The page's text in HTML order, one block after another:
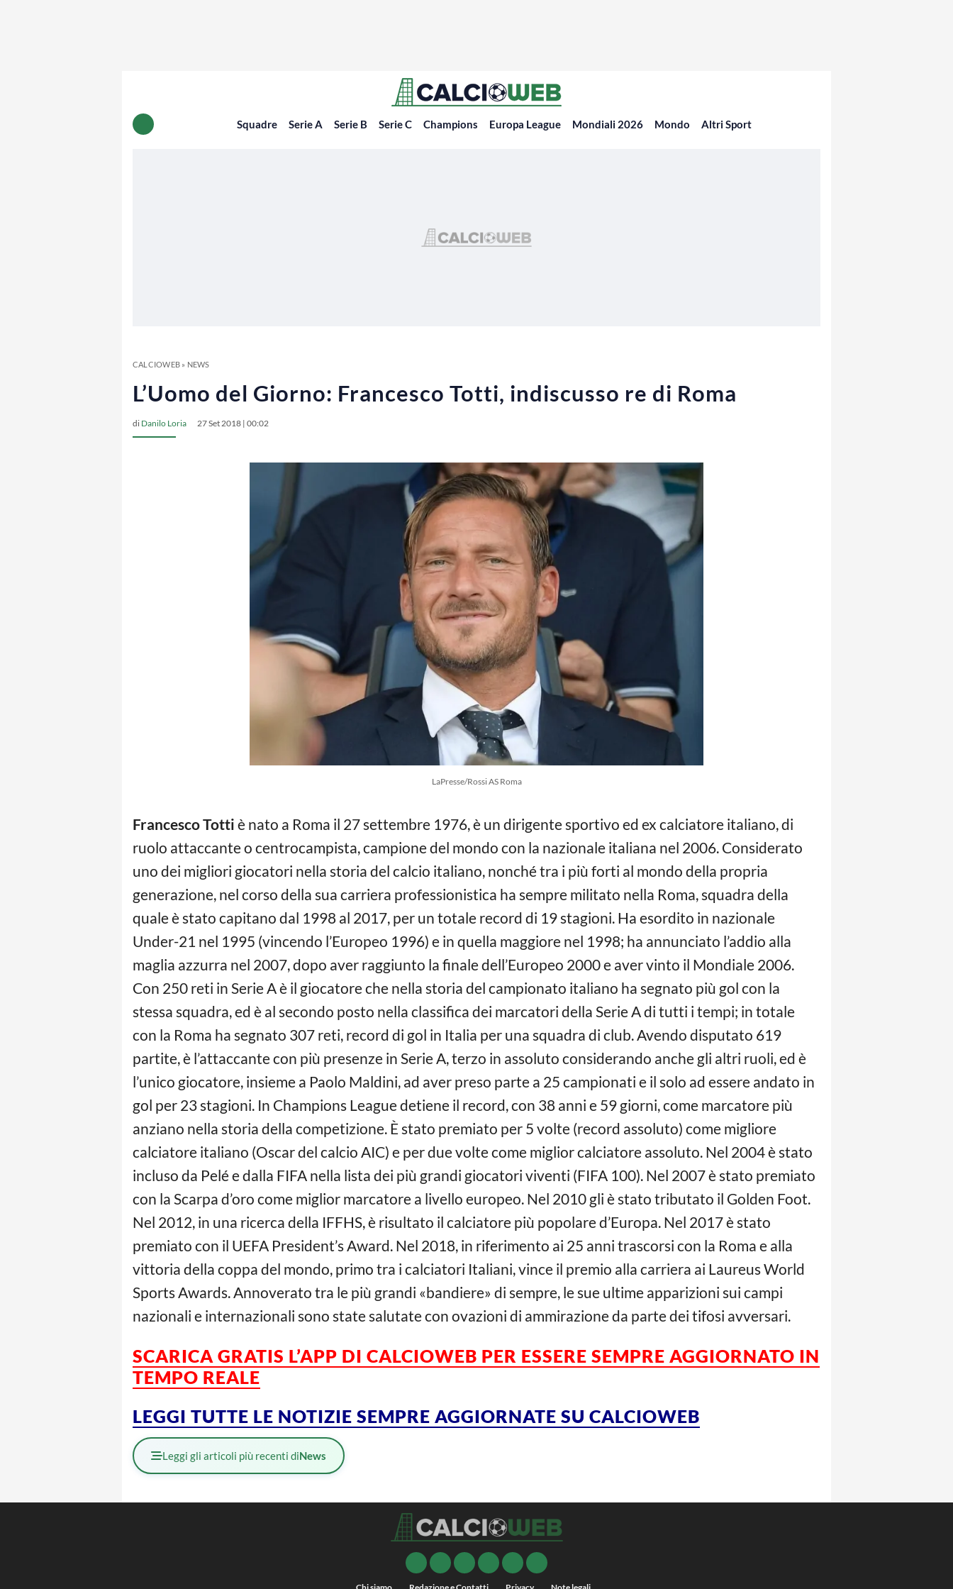
Squadre Serie A Serie B Serie C Champions Europa League Mondiali 2026 Mondo Altri Sport
CALCIOWEB» NEWS
L’Uomo del Giorno: Francesco Totti, indiscusso re di Roma
di Danilo Loria 27 Set 2018 | 00:02
LaPresse/Rossi AS Roma
Francesco Totti è nato a Roma il 27 settembre 1976, è un dirigente sportivo ed ex calciatore italiano, di
ruolo attaccante o centrocampista, campione del mondo con la nazionale italiana nel 2006. Considerato
uno dei migliori giocatori nella storia del calcio italiano, nonché tra i più forti al mondo della propria
generazione, nel corso della sua carriera professionistica ha sempre militato nella Roma, squadra della
quale è stato capitano dal 1998 al 2017, per un totale record di 19 stagioni. Ha esordito in nazionale
Under-21 nel 1995 (vincendo l’Europeo 1996) e in quella maggiore nel 1998; ha annunciato l’addio alla
maglia azzurra nel 2007, dopo aver raggiunto la finale dell’Europeo 2000 e aver vinto il Mondiale 2006.
Con 250 reti in Serie A è il giocatore che nella storia del campionato italiano ha segnato più gol con la
stessa squadra, ed è al secondo posto nella classifica dei marcatori della Serie A di tutti i tempi; in totale
con la Roma ha segnato 307 reti, record di gol in Italia per una squadra di club. Avendo disputato 619
partite, è l’attaccante con più presenze in Serie A, terzo in assoluto considerando anche gli altri ruoli, ed è
l’unico giocatore, insieme a Paolo Maldini, ad aver preso parte a 25 campionati e il solo ad essere andato in
gol per 23 stagioni. In Champions League detiene il record, con 38 anni e 59 giorni, come marcatore più
anziano nella storia della competizione. È stato premiato per 5 volte (record assoluto) come migliore
calciatore italiano (Oscar del calcio AIC) e per due volte come miglior calciatore assoluto. Nel 2004 è stato
incluso da Pelé e dalla FIFA nella lista dei più grandi giocatori viventi (FIFA 100). Nel 2007 è stato premiato
con la Scarpa d’oro come miglior marcatore a livello europeo. Nel 2010 gli è stato tributato il Golden Foot.
Nel 2012, in una ricerca della IFFHS, è risultato il calciatore più popolare d’Europa. Nel 2017 è stato
premiato con il UEFA President’s Award. Nel 2018, in riferimento ai 25 anni trascorsi con la Roma e alla
vittoria della coppa del mondo, primo tra i calciatori Italiani, vince il premio alla carriera ai Laureus World
Sports Awards. Annoverato tra le più grandi «bandiere» di sempre, le sue ultime apparizioni sui campi
nazionali e internazionali sono state salutate con ovazioni di ammirazione da parte dei tifosi avversari.
SCARICA GRATIS L’APP DI CALCIOWEB PER ESSERE SEMPRE AGGIORNATO IN
TEMPO REALE
LEGGI TUTTE LE NOTIZIE SEMPRE AGGIORNATE SU CALCIOWEB
Leggi gli articoli più recenti diNews